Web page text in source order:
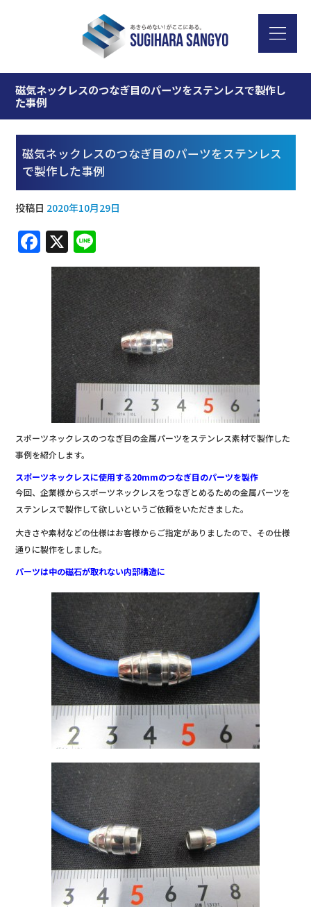
磁気ネックレスのつなぎ目のパーツをステンレスで製作し
た事例
磁気ネックレスのつなぎ目のパーツをステンレス
で製作した事例
投稿日 2020年10月29日
F
a
c
e
b
o
o
k
X
n
e
スポーツネックレスのつなぎ目の金属パーツをステンレス素材で製作した
事例を紹介します。
スポーツネックレスに使用する20mmのつなぎ目のパーツを製作
今回、企業様からスポーツネックレスをつなぎとめるための金属パーツを
ステンレスで製作して欲しいというご依頼をいただきました。
大きさや素材などの仕様はお客様からご指定がありましたので、その仕様
通りに製作をしました。
パーツは中の磁石が取れない内部構造に